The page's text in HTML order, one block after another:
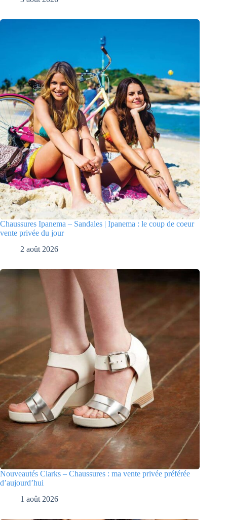
Chaussures Ipanema – Sandales | Ipanema : le coup de coeur
vente privée du jour
2 août 2026
Nouveautés Clarks – Chaussures : ma vente privée préférée
d’aujourd’hui
1 août 2026